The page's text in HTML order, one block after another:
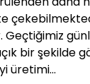
bir şekilde
üretimi...